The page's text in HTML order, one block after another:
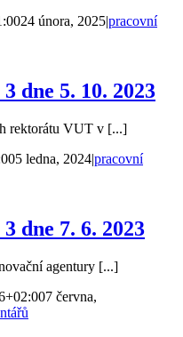
24 února, 2025|pracovní
dne 5. 10. 2023
rektorátu VUT v [...]
5 ledna, 2024|pracovní
dne 7. 6. 2023
agentury [...]
7 června,